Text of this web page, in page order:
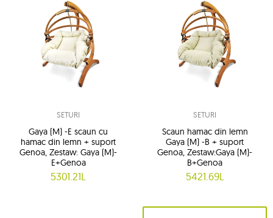
SETURI
Gaya (M) -E scaun cu
hamac din lemn + suport
Genoa, Zestaw: Gaya (M)-
E+Genoa
5301.21L
SETURI
Scaun hamac din lemn
Gaya (M) -B + suport
Genoa, Zestaw:Gaya (M)-
B+Genoa
5421.69L